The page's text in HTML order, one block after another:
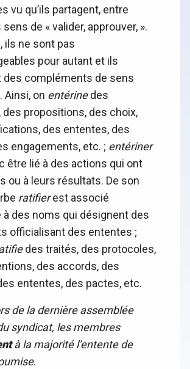
vu qu’ils partagent, entre
de « valider, approuver, ».
ils ne sont pas
pour autant et ils
des compléments de sens
on entérinedes
des propositions, des choix,
des ententes, des
engagements, etc. ; entériner
être lié à des actions qui ont
ou à leurs résultats. De son
ratifierest associé
à des noms qui désignent des
officialisant des ententes ;
des traités, des protocoles,
des accords, des
ententes, des pactes, etc.
de la dernière assemblée
syndicat, les membres
à la majorité l’entente de
.